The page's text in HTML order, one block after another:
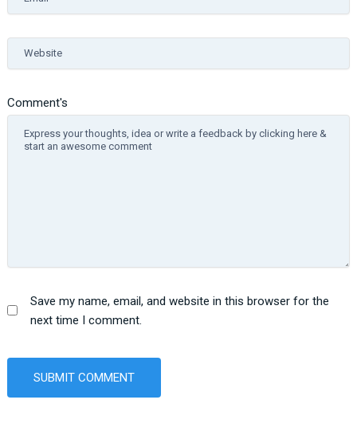
Comment's
Website
Save my name, email, and website in this browser for the
next time I comment.